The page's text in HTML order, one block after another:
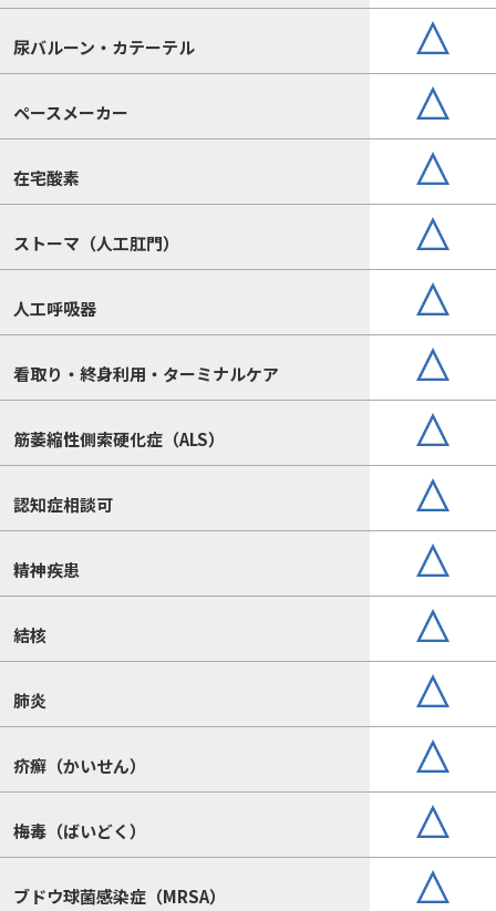
尿バルーン・カテーテル
ペースメーカー
在宅酸素
ストーマ（人工肛門）
人工呼吸器
看取り・終身利用・ターミナルケア
筋萎縮性側索硬化症（ALS）
認知症相談可
精神疾患
結核
肺炎
疥癬（かいせん）
梅毒（ばいどく）
ブドウ球菌感染症（MRSA）